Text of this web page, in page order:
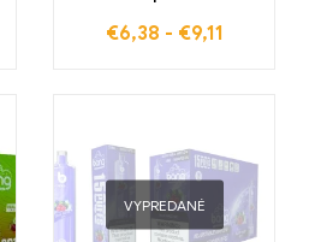
pôžitok zo sladkých
€6,38 - €9,11
VYPREDANÉ